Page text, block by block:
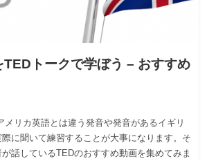
TEDトークで学ぼう – おすすめ
メリカ英語とは違う発音や発音があるイギリ
に聞いて練習することが大事になります。そ
話しているTEDのおすすめ動画を集めてみま